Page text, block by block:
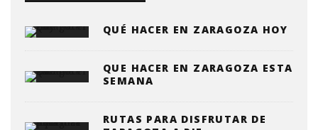
QUÉ HACER EN ZARAGOZA HOY
QUE HACER EN ZARAGOZA ESTA
SEMANA
RUTAS PARA DISFRUTAR DE